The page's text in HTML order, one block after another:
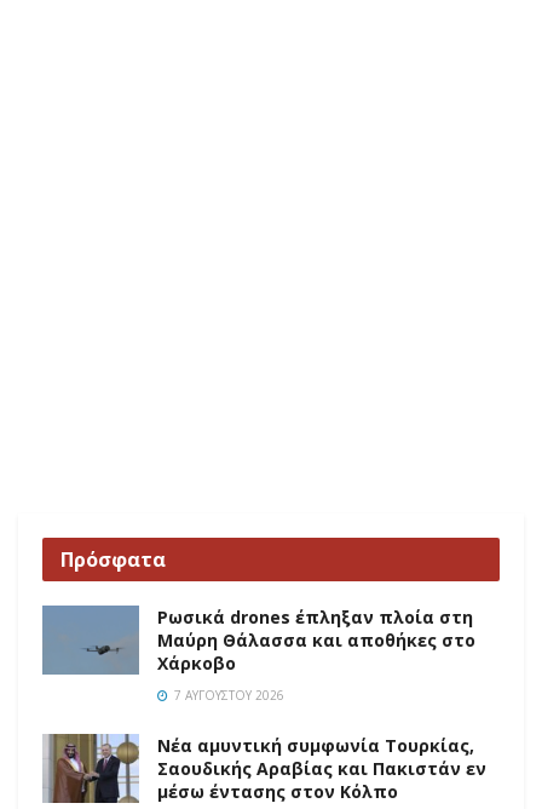
Πρόσφατα
Ρωσικά drones έπληξαν πλοία στη
Μαύρη Θάλασσα και αποθήκες στο
Χάρκοβο
7 ΑΥΓΟΎΣΤΟΥ 2026
Νέα αμυντική συμφωνία Τουρκίας,
Σαουδικής Αραβίας και Πακιστάν εν
μέσω έντασης στον Κόλπο